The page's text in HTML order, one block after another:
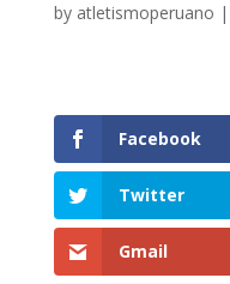
by atletismoperuano |
Facebook
Twitter
Gmail